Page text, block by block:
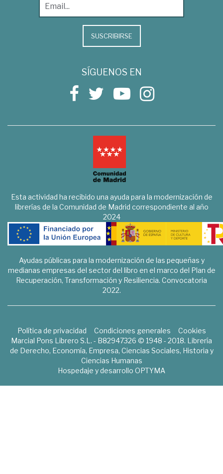
SUSCRIBIRSE
SÍGUENOS EN
Esta actividad ha recibido una ayuda para la modernización de
librerías de la Comunidad de Madrid correspondiente al año
2024
Ayudas públicas para la modernización de las pequeñas y
medianas empresas del sector del libro en el marco del Plan de
Recuperación, Transformación y Resiliencia. Convocatoria
2022.
Política de privacidad Condiciones generales
Cookies
Marcial Pons Librero S.L. - B82947326 © 1948 - 2018. Librería
de Derecho, Economía, Empresa, Ciencias Sociales, Historia y
Ciencias Humanas
Hospedaje y desarrollo OPTYMA